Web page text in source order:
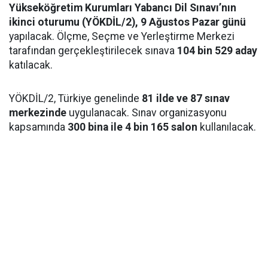
Yükseköğretim Kurumları Yabancı Dil Sınavı’nın
ikinci oturumu (YÖKDİL/2), 9 Ağustos Pazar günü
yapılacak. Ölçme, Seçme ve Yerleştirme Merkezi
tarafından gerçekleştirilecek sınava 104 bin 529 aday
katılacak.
YÖKDİL/2, Türkiye genelinde 81 ilde ve 87 sınav
merkezinde uygulanacak. Sınav organizasyonu
kapsamında 300 bina ile 4 bin 165 salon kullanılacak.